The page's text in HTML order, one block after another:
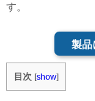
す。
製品
目次 [show]